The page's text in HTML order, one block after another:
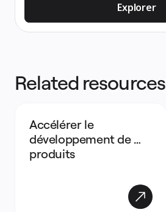
Explorer
Related resources
Accélérer le
développement de
produits